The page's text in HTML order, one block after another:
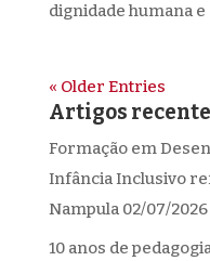
dignidade humana e
« Older Entries
Artigos
Formação em
Infância Inclusivo
Nampula 02/07/2026
10 anos de